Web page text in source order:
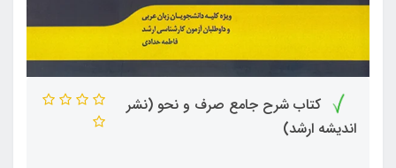
کتاب شرح جامع صرف و نحو (نشر
اندیشه ارشد)